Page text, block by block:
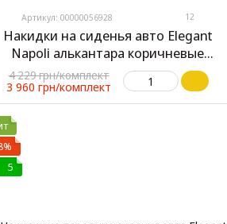
Артикул: 00000056928 12
Накидки на сиденья авто Elegant
Napoli алькантара коричневые
комплект (700 115)
4 229 грн/комплект
3 960 грн/комплект
5